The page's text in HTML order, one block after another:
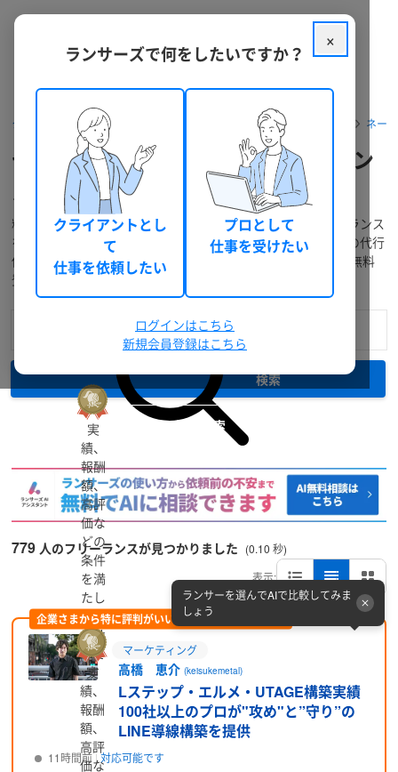
クラウドソーシング ランサーズ フリーランスを探す ネー
セールスコピーライターをフリーラン
ス個人へ依頼・外注
料金・口コミ・実績などでセールスコピーライターのフリーランス
を検索！提案の募集、業務委託での個人発注・外注から仕事の代行
依頼までWEBで完結！「相談～支払い」もスムーズで簡単！無料
登録で今すぐ利用できます。
検索
詳細検索
779 人のフリーランスが見つかりました (0.10 秒)
表示:
企業さまから特に評判がいい方をピックアップ (PR)
実
績、
報酬
額、
高評
価な
どの
条件
を満
たし
たラ
ンサ
ーで
す
マーケティング
高橋 恵介(keisukemetal)
Lステップ・エルメ・UTAGE構築実績
100社以上のプロが"攻め"と”守り”の
LINE導線構築を提供
ランサーを選んでAIで比較してみま
しょう
11時間前 対応可能です
実
績、
報酬
額、
高評
価な
×
ランサーズで何をしたいですか？
クライアントとし
て
仕事を依頼したい
プロとして
仕事を受けたい
ログインはこちら
新規会員登録はこちら